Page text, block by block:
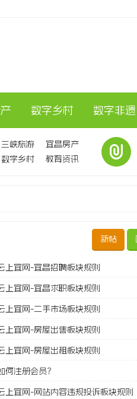
数字乡村 数字非遗
三峡旅游
宜昌房产
数字乡村 教育资讯
新帖
上宜网-宜昌招聘板块规则
上宜网-宜昌求职板块规则
上宜网-二手市场板块规则
上宜网-房屋出售板块规则
上宜网-房屋出租板块规则
何注册会员？
上宜网-网站内容违规投诉板块规则